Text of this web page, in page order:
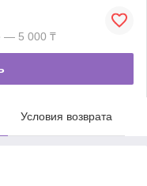
— 5 000 ₸
Условия возврата